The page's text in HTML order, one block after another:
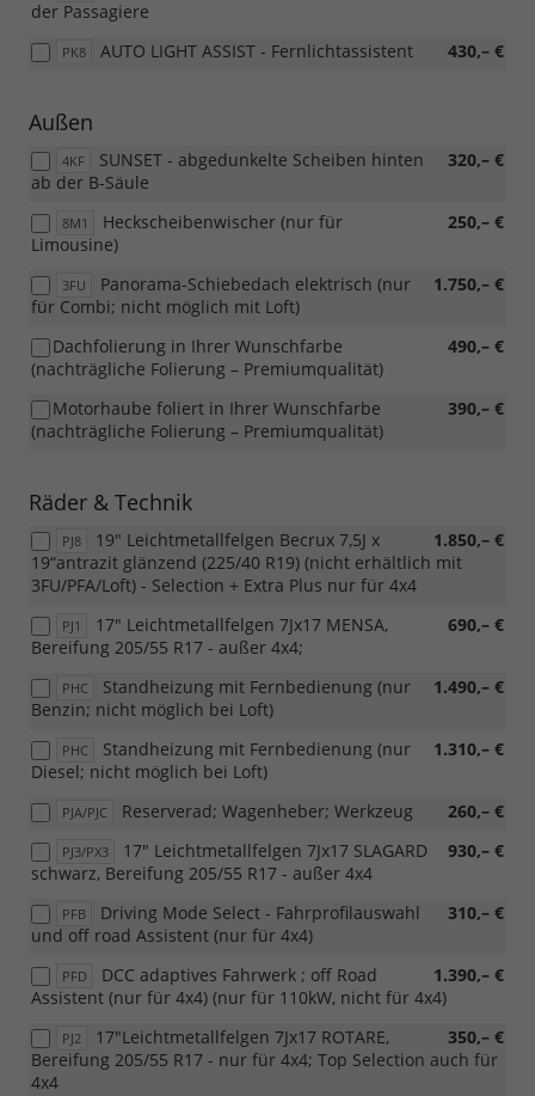
der Passagiere
PK8 430,– €
AUTO LIGHT ASSIST - Fernlichtassistent
Außen
4KF 320,– €
SUNSET - abgedunkelte Scheiben hinten
ab der B-Säule
8M1 250,– €
Heckscheibenwischer (nur für
Limousine)
3FU 1.750,– €
Panorama-Schiebedach elektrisch (nur
für Combi; nicht möglich mit Loft)
490,– €
Dachfolierung in Ihrer Wunschfarbe
(nachträgliche Folierung – Premiumqualität)
390,– €
Motorhaube foliert in Ihrer Wunschfarbe
(nachträgliche Folierung – Premiumqualität)
Räder & Technik
PJ8 1.850,– €
19" Leichtmetallfelgen Becrux 7,5J x
19“antrazit glänzend (225/40 R19) (nicht erhältlich mit
3FU/PFA/Loft) - Selection + Extra Plus nur für 4x4
PJ1 690,– €
17" Leichtmetallfelgen 7Jx17 MENSA,
Bereifung 205/55 R17 - außer 4x4;
PHC 1.490,– €
Standheizung mit Fernbedienung (nur
Benzin; nicht möglich bei Loft)
PHC 1.310,– €
Standheizung mit Fernbedienung (nur
Diesel; nicht möglich bei Loft)
PJA/PJC 260,– €
Reserverad; Wagenheber; Werkzeug
PJ3/PX3 930,– €
17" Leichtmetallfelgen 7Jx17 SLAGARD
schwarz, Bereifung 205/55 R17 - außer 4x4
PFB 310,– €
Driving Mode Select - Fahrprofilauswahl
und off road Assistent (nur für 4x4)
PFD 1.390,– €
DCC adaptives Fahrwerk ; off Road
Assistent (nur für 4x4) (nur für 110kW, nicht für 4x4)
PJ2 350,– €
17"Leichtmetallfelgen 7Jx17 ROTARE,
Bereifung 205/55 R17 - nur für 4x4; Top Selection auch für
4x4